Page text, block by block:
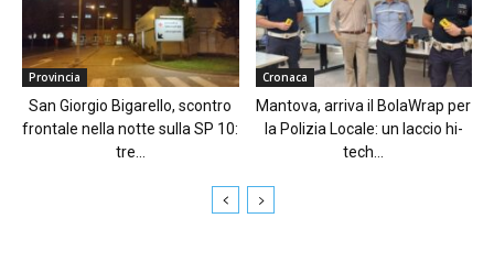
Provincia
San Giorgio Bigarello, scontro
frontale nella notte sulla SP 10:
tre...
Cronaca
Mantova, arriva il BolaWrap per
la Polizia Locale: un laccio hi-
tech...